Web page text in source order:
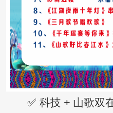
✅ 科技 + 山歌双在